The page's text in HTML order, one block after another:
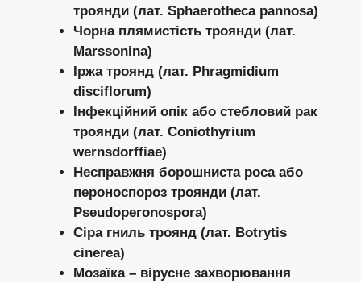
троянди (лат. Sphaerotheca pannosa)
Чорна плямистість троянди (лат.
Marssonina)
Іржа троянд (лат. Phragmidium
disciflorum)
Інфекційний опік або стебловий рак
троянди (лат. Coniothyrium
wernsdorffiae)
Несправжня борошниста роса або
пероноспороз троянди (лат.
Pseudoperonospora)
Сіра гниль троянд (лат. Botrytis
cinerea)
Мозаїка – вірусне захворювання